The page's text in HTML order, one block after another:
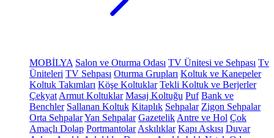
MOBİLYA Salon ve Oturma Odası TV Ünitesi ve Sehpası Tv
Üniteleri TV Sehpası Oturma Grupları Koltuk ve Kanepeler
Koltuk Takımları Köşe Koltuklar Tekli Koltuk ve Berjerler
Çekyat Armut Koltuklar Masaj Koltuğu Puf Bank ve
Benchler Sallanan Koltuk Kitaplık Sehpalar Zigon Sehpalar
Orta SehpalarYan Sehpalar Gazetelik Antre ve Hol Çok
Amaçlı Dolap Portmantolar Askılıklar Kapı Askısı Duvar